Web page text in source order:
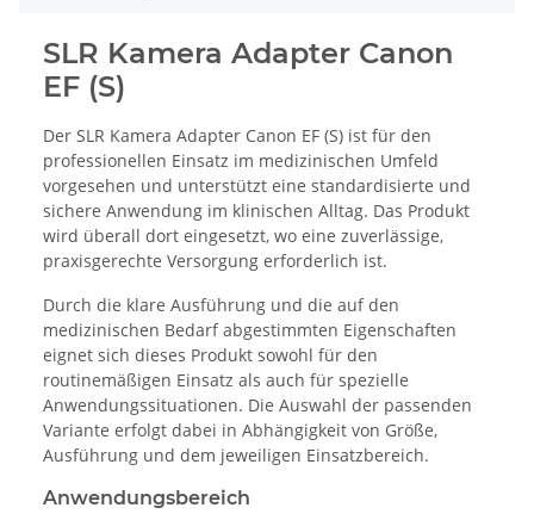
SLR Kamera Adapter Canon
EF (S)
Der SLR Kamera Adapter Canon EF (S) ist für den
professionellen Einsatz im medizinischen Umfeld
vorgesehen und unterstützt eine standardisierte und
sichere Anwendung im klinischen Alltag. Das Produkt
wird überall dort eingesetzt, wo eine zuverlässige,
praxisgerechte Versorgung erforderlich ist.
Durch die klare Ausführung und die auf den
medizinischen Bedarf abgestimmten Eigenschaften
eignet sich dieses Produkt sowohl für den
routinemäßigen Einsatz als auch für spezielle
Anwendungssituationen. Die Auswahl der passenden
Variante erfolgt dabei in Abhängigkeit von Größe,
Ausführung und dem jeweiligen Einsatzbereich.
Anwendungsbereich